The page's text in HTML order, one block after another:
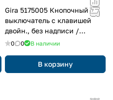
Gira 5175005 Кнопочный
выключатель с клавишей
двойн., без надписи /
символы стрелки для Gira
0 0 В наличии
В корзину